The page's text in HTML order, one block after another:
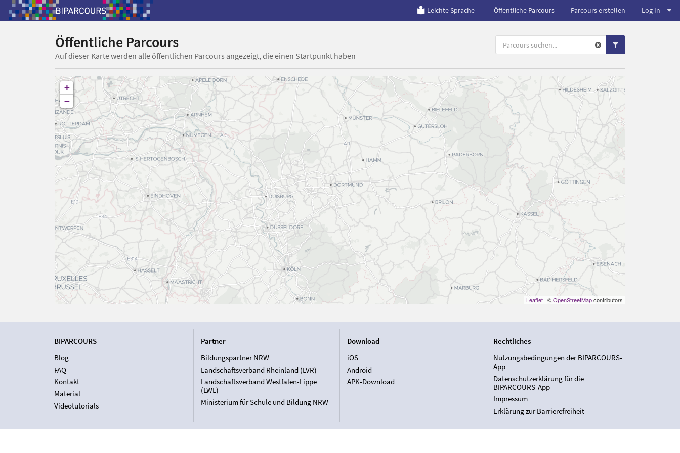
Leichte Sprache Öffentliche Parcours Parcours erstellen Log In
Öffentliche Parcours
Auf dieser Karte werden alle öffentlichen Parcours angezeigt, die einen Startpunkt haben
+
−
Leaflet| ©OpenStreetMapcontributors
BIPARCOURS
Blog
FAQ
Kontakt
Material
Videotutorials
Partner
Bildungspartner NRW
Landschaftsverband Rheinland (LVR)
Landschaftsverband Westfalen-Lippe
(LWL)
Ministerium für Schule und Bildung NRW
Download
iOS
Android
APK-Download
Rechtliches
Nutzungsbedingungen der BIPARCOURS-
App
Datenschutzerklärung für die
BIPARCOURS-App
Impressum
Erklärung zur Barrierefreiheit